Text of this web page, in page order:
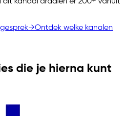
dit kanaal draaien er 200+ vanuit
→Ontdek welke kanalen
die je hierna kunt